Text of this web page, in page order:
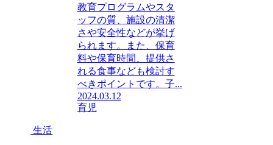
教育プログラムやスタ
ッフの質、施設の清潔
さや安全性などが挙げ
られます。また、保育
料や保育時間、提供さ
れる食事なども検討す
べきポイントです。子...
2024.03.12
育児
生活